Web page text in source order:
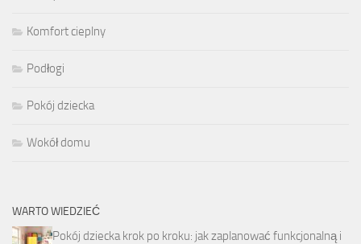
Komfort cieplny
Podłogi
Pokój dziecka
Wokół domu
WARTO WIEDZIEĆ
Pokój dziecka krok po kroku: jak zaplanować funkcjonalną i